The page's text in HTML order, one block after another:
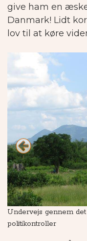
give ham en
Danmark! Lidt
lov til at køre
Undervejs gennem
politikontroller